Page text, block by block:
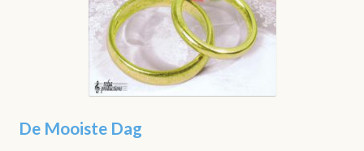
De Mooiste Dag